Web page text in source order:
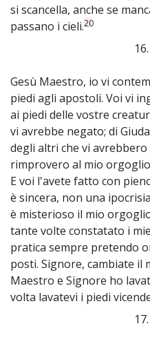
si scancella, anche se
passano i cieli.20
16.
Gesù Maestro, io vi
piedi agli apostoli. Voi vi
ai piedi delle vostre
vi avrebbe negato; di
degli altri che vi avrebbero
rimprovero al mio
E voi l'avete fatto con
è sincera, non una
è misterioso il mio
tante volte constatato i
pratica sempre pretendo
posti. Signore, cambiate il
Maestro e Signore ho
volta lavatevi i piedi
17.